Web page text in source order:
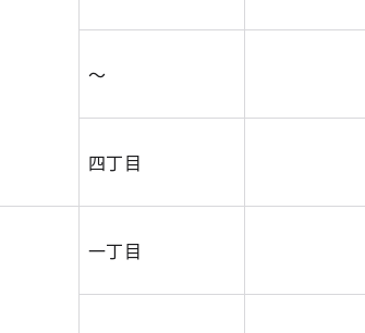
～
四丁目
一丁目